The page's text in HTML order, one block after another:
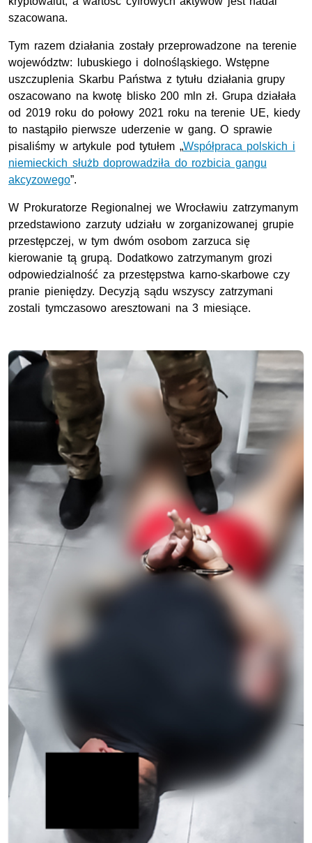
szacowana.
Tym razem działania zostały przeprowadzone na terenie
województw: lubuskiego i dolnośląskiego. Wstępne
uszczuplenia Skarbu Państwa z tytułu działania grupy
oszacowano na kwotę blisko 200 mln zł. Grupa działała
od 2019 roku do połowy 2021 roku na terenie UE, kiedy
to nastąpiło pierwsze uderzenie w gang. O sprawie
pisaliśmy w artykule pod tytułem „Współpraca polskich i
niemieckich służb doprowadziła do rozbicia gangu
akcyzowego”.
W Prokuratorze Regionalnej we Wrocławiu zatrzymanym
przedstawiono zarzuty udziału w zorganizowanej grupie
przestępczej, w tym dwóm osobom zarzuca się
kierowanie tą grupą. Dodatkowo zatrzymanym grozi
odpowiedzialność za przestępstwa karno-skarbowe czy
pranie pieniędzy. Decyzją sądu wszyscy zatrzymani
zostali tymczasowo aresztowani na 3 miesiące.